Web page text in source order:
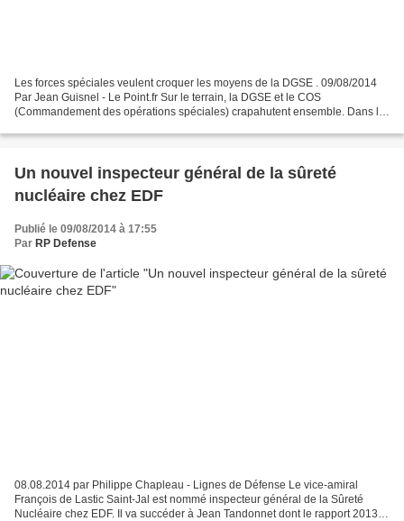
Les forces spéciales veulent croquer les moyens de la DGSE . 09/08/2014
Par Jean Guisnel - Le Point.fr Sur le terrain, la DGSE et le COS
(Commandement des opérations spéciales) crapahutent ensemble. Dans la
Un nouvel inspecteur général de la sûreté
nucléaire chez EDF
Publié le 09/08/2014 à 17:55
Par RP Defense
08.08.2014 par Philippe Chapleau - Lignes de Défense Le vice-amiral
François de Lastic Saint-Jal est nommé inspecteur général de la Sûreté
Nucléaire chez EDF. Il va succéder à Jean Tandonnet dont le rapport 2013